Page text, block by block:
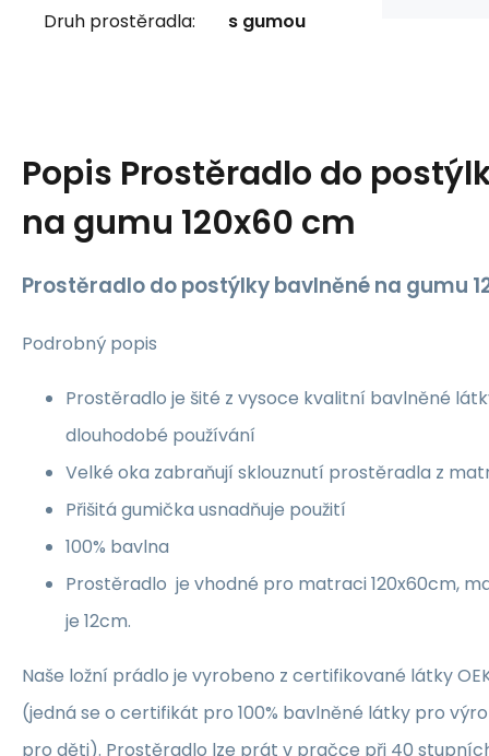
Druh prostěradla: s gumou
Popis Prostěradlo do
na gumu 120x60 cm
Prostěradlo do postýlky bavlněné na gumu
Podrobný popis
Prostěradlo je šité z vysoce kvalitní bavlněné
dlouhodobé používání
Velké oka zabraňují sklouznutí prostěradla z
Přišitá gumička usnadňuje použití
100% bavlna
Prostěradlo je vhodné pro matraci 120x60cm,
je 12cm.
Naše ložní prádlo je vyrobeno z certifikované látky
(jedná se o certifikát pro 100% bavlněné látky pro
pro děti). Prostěradlo lze prát v pračce při 40